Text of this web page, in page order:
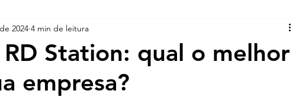
Marketing Digital
Station: qual o melhor
empresa?
2024 4 min de leitura